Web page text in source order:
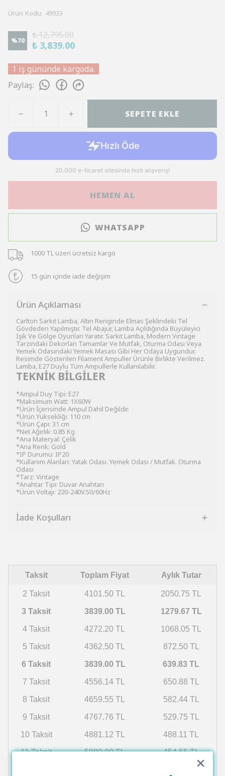
Ürün Kodu: 49933
%70
₺ 12,795.00
₺ 3,839.00
1 iş gününde kargoda.
Paylaş:
SEPETE EKLE
HEMEN AL
WHATSAPP
1000 TL üzeri ücretsiz kargo
15 gün içinde iade değişim
Ürün Açıklaması
Carlton Sarkıt Lamba, Altın Renginde Elmas Şeklindeki Tel
Gövdeden Yapılmıştır. Tel Abajur, Lamba Açıldığında Büyüleyici
Işık Ve Gölge Oyunları Yaratır. Sarkıt Lamba, Modern Vintage
Tarzındaki Dekorları Tamamlar Ve Mutfak, Oturma Odası Veya
Yemek Odasındaki Yemek Masası Gibi Her Odaya Uygundur.
Resimde Gösterilen Filament Ampuller Ürünle Birlikte Verilmez.
Lamba, E27 Duylu Tüm Ampullerle Kullanılabilir.
TEKNİK BİLGİLER
*Ampul Duy Tipi: E27
*Maksimum Watt: 1X60W
*Ürün İçerisinde Ampul Dahil Değildir.
*Ürün Yüksekliği: 110 cm
*Ürün Çapı: 31 cm
*Net Ağırlık: 0.85 Kg
*Ana Materyal: Çelik
*Ana Renk: Gold
*IP Durumu: IP20
*Kullanım Alanları: Yatak Odası. Yemek Odası / Mutfak. Oturma
Odası
*Tarz: Vintage
*Anahtar Tipi: Duvar Anahtarı
*Ürün Voltajı: 220-240V.50/60Hz
İade Koşulları
Taksit Toplam Fiyat Aylık Tutar
2 Taksit 4101.50 TL 2050.75 TL
3 Taksit 3839.00 TL 1279.67 TL
4 Taksit 4272.20 TL 1068.05 TL
5 Taksit 4362.50 TL 872.50 TL
6 Taksit 3839.00 TL 639.83 TL
7 Taksit 4556.14 TL 650.88 TL
8 Taksit 4659.55 TL 582.44 TL
9 Taksit 4767.76 TL 529.75 TL
10 Taksit 4881.12 TL 488.11 TL
11 Taksit 5000.00 TL 454.55 TL
427.07 TL